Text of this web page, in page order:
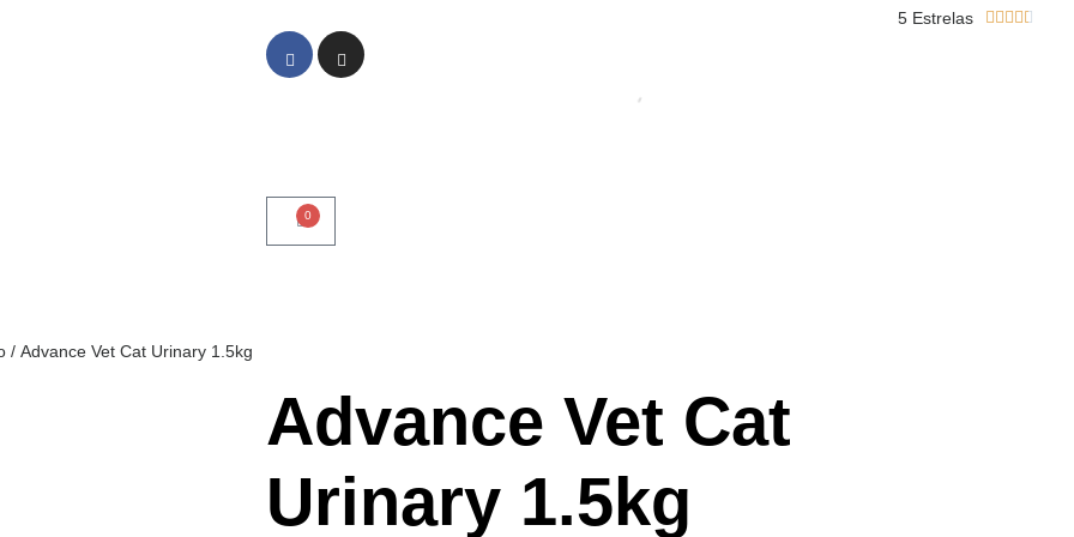
5 Estrelas 
0
/ Advance Vet Cat Urinary 1.5kg
Advance Vet Cat
Urinary 1.5kg